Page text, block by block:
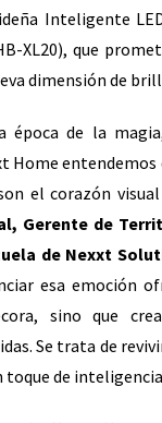
Inteligente
XL20), que
dimensión de
época de la
Home
el corazón
Gerente de
de Nexxt
esa emoción
sino que
Se trata de
toque de